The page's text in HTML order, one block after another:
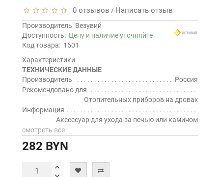
0 отзывов / Написать отзыв
Производитель Везувий
Доступность: Цену и наличие уточняйте
Код товара: 1601
Характеристики
ТЕХНИЧЕСКИЕ ДАННЫЕ
Производитель
Россия
Рекомендовано для
Отопительных приборов на дровах
Информация
Аксессуар для ухода за печью или камином
смотреть все
282 BYN